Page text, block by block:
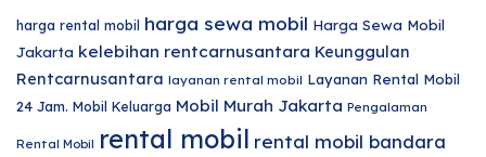
harga rental mobil harga sewa mobil Harga Sewa Mobil
Jakarta kelebihan rentcarnusantara Keunggulan
Rentcarnusantara layanan rental mobil Layanan Rental Mobil
24 Jam. Mobil Keluarga Mobil Murah Jakarta Pengalaman
Rental Mobil rental mobil rental mobil bandara